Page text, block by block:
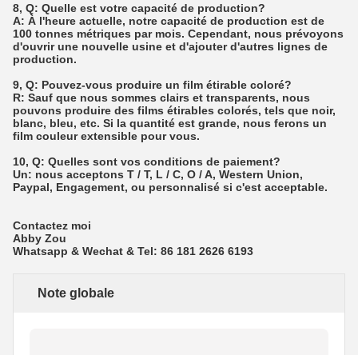
8, Q: Quelle est votre capacité de production?
A: À l'heure actuelle, notre capacité de production est de
100 tonnes métriques par mois. Cependant, nous prévoyons
d'ouvrir une nouvelle usine et d'ajouter d'autres lignes de
production.
9, Q: Pouvez-vous produire un film étirable coloré?
R: Sauf que nous sommes clairs et transparents, nous
pouvons produire des films étirables colorés, tels que noir,
blanc, bleu, etc. Si la quantité est grande, nous ferons un
film couleur extensible pour vous.
10, Q: Quelles sont vos conditions de paiement?
Un: nous acceptons T / T, L / C, O / A, Western Union,
Paypal, Engagement, ou personnalisé si c'est acceptable.
Contactez moi
Abby Zou
Whatsapp & Wechat & Tel: 86 181 2626 6193
Note globale